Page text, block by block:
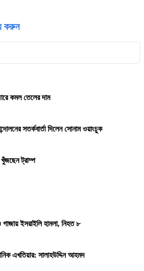
করুন
কমল তেলের দাম
সতর্কবার্তা দিলেন সোনাম ওয়াংচুক
ট্রাম্প
ইসরাইলি হামলা, নিহত ৮
এখতিয়ার: সালাহউদ্দিন আহমদ